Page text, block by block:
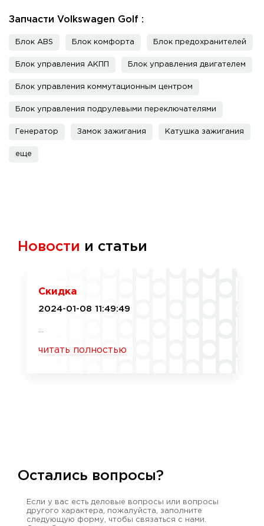
Запчасти Volkswagen Golf :
Блок ABS Блок комфорта Блок предохранителей
Блок управления АКПП Блок управления двигателем
Блок управления коммутационным центром
Блок управления подрулевыми переключателями
Генератор Замок зажигания Катушка зажигания
еще
Новости и статьи
Скидка
2024-01-08 11:49:49
читать полностью
Остались вопросы?
Если у вас есть деловые вопросы или вопросы
другого характера, пожалуйста, заполните
следующую форму, чтобы связаться с нами.